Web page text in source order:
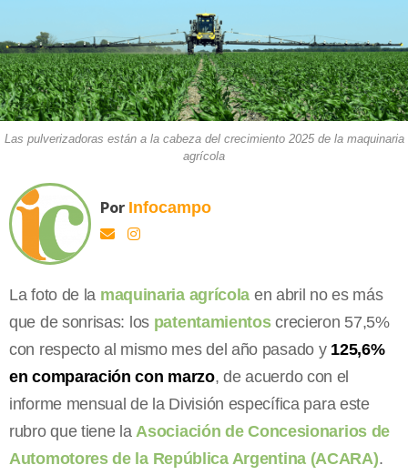
Las pulverizadoras están a la cabeza del crecimiento 2025 de la maquinaria
agrícola
Por Infocampo
La foto de la maquinaria agrícola en abril no es más
que de sonrisas: los patentamientoscrecieron 57,5%
con respecto al mismo mes del año pasado y 125,6%
en comparación con marzo, de acuerdo con el
informe mensual de la División específica para este
rubro que tiene laAsociación de Concesionarios de
Automotores de la República Argentina (ACARA).